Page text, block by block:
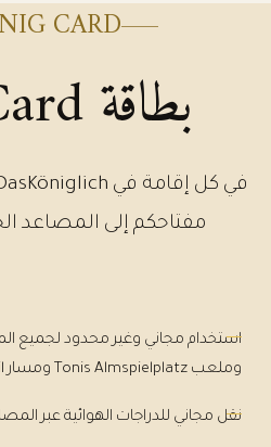
CARD
بطاقة Hochkönig Card – مشمولة
مفتاحكم إلى المصاعد
استخدام مجاني وغير محدود لجميع
وملعب Tonis Almspielplatz ومسار Flowtrail للدراجات
نقل مجاني للدراجات الهوائية عبر